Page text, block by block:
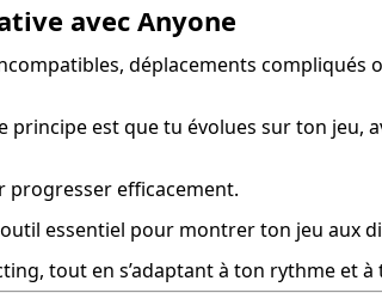
avec Anyone
déplacements compliqués
principe est que tu évolues sur ton jeu,
progresser efficacement.
essentiel pour montrer ton jeu aux
tout en s’adaptant à ton rythme et à